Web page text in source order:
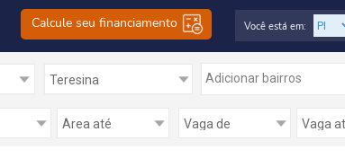
Calcule seu financiamento Você está em:
Adicionar bairros